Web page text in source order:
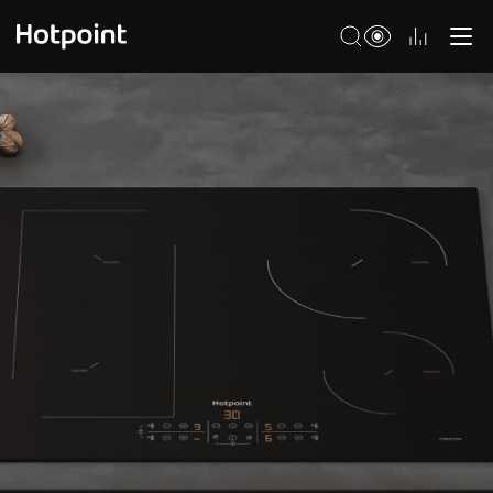
Морозильные камеры
Стиральные и сушильные машины
Варочные панели
Духовые шкафы
Кухонные плиты
Микроволновые печи